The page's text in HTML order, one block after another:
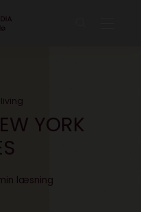
living
YORK
læsning